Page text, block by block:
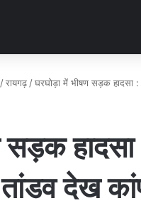
/रायगढ़ /घरघोड़ा में भीषण सड़क
सड़क
देख